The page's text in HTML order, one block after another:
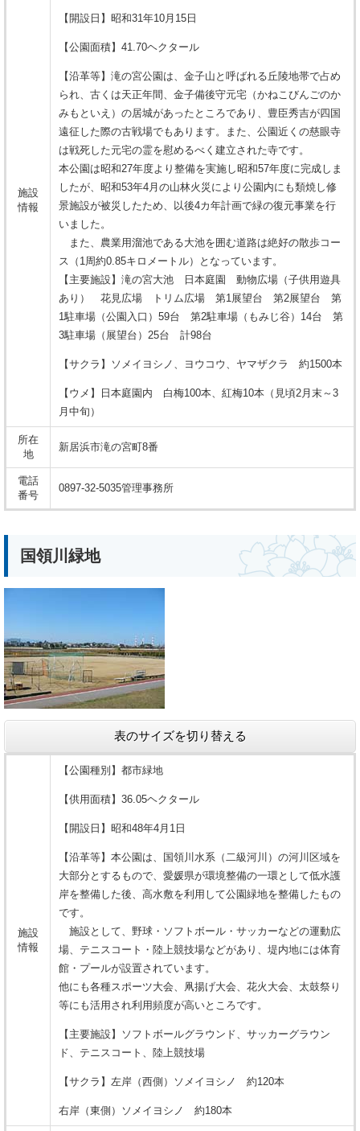
施設
情報
【開設日】昭和31年10月15日
【公園面積】41.70ヘクタール
【沿革等】滝の宮公園は、金子山と呼ばれる丘陵地帯で占め
られ、古くは天正年間、金子備後守元宅（かねこびんごのか
みもといえ）の居城があったところであり、豊臣秀吉が四国
遠征した際の古戦場でもあります。また、公園近くの慈眼寺
は戦死した元宅の霊を慰めるべく建立された寺です。
本公園は昭和27年度より整備を実施し昭和57年度に完成しま
したが、昭和53年4月の山林火災により公園内にも類焼し修
景施設が被災したため、以後4カ年計画で緑の復元事業を行
いました。
また、農業用溜池である大池を囲む道路は絶好の散歩コー
ス（1周約0.85キロメートル）となっています。
【主要施設】滝の宮大池 日本庭園 動物広場（子供用遊具
あり） 花見広場 トリム広場 第1展望台 第2展望台 第
1駐車場（公園入口）59台 第2駐車場（もみじ谷）14台 第
3駐車場（展望台）25台 計98台
【サクラ】ソメイヨシノ、ヨウコウ、ヤマザクラ 約1500本
【ウメ】日本庭園内 白梅100本、紅梅10本（見頃2月末～3
月中旬）
所在
地
新居浜市滝の宮町8番
電話
番号
0897-32-5035管理事務所
国領川緑地
表のサイズを切り替える
施設
情報
【公園種別】都市緑地
【供用面積】36.05ヘクタール
【開設日】昭和48年4月1日
【沿革等】本公園は、国領川水系（二級河川）の河川区域を
大部分とするもので、愛媛県が環境整備の一環として低水護
岸を整備した後、高水敷を利用して公園緑地を整備したもの
です。
施設として、野球・ソフトボール・サッカーなどの運動広
場、テニスコート・陸上競技場などがあり、堤内地には体育
館・プールが設置されています。
他にも各種スポーツ大会、凧揚げ大会、花火大会、太鼓祭り
等にも活用され利用頻度が高いところです。
【主要施設】ソフトボールグラウンド、サッカーグラウン
ド、テニスコート、陸上競技場
【サクラ】左岸（西側）ソメイヨシノ 約120本
右岸（東側）ソメイヨシノ 約180本